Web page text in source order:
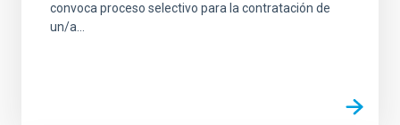
convoca proceso selectivo para la contratación de
un/a...